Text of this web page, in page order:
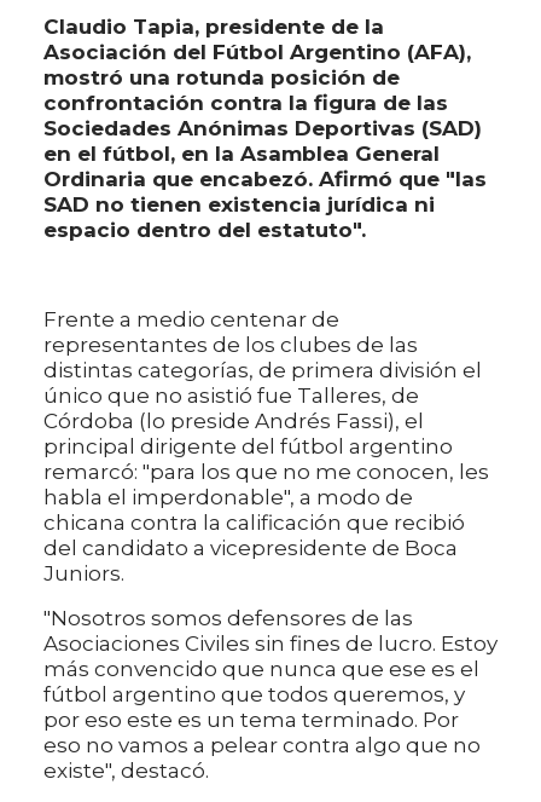
Claudio Tapia, presidente de la
Asociación del Fútbol Argentino (AFA),
mostró una rotunda posición de
confrontación contra la figura de las
Sociedades Anónimas Deportivas (SAD)
en el fútbol, en la Asamblea General
Ordinaria que encabezó. Afirmó que "las
SAD no tienen existencia jurídica ni
espacio dentro del estatuto".
Frente a medio centenar de
representantes de los clubes de las
distintas categorías, de primera división el
único que no asistió fue Talleres, de
Córdoba (lo preside Andrés Fassi), el
principal dirigente del fútbol argentino
remarcó: "para los que no me conocen, les
habla el imperdonable", a modo de
chicana contra la calificación que recibió
del candidato a vicepresidente de Boca
Juniors.
"Nosotros somos defensores de las
Asociaciones Civiles sin fines de lucro. Estoy
más convencido que nunca que ese es el
fútbol argentino que todos queremos, y
por eso este es un tema terminado. Por
eso no vamos a pelear contra algo que no
existe", destacó.